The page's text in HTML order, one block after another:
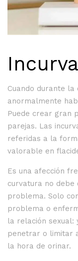
Cuando durante
anormalmente
Puede crear gran
parejas. Las
referidas a la
valorable en
Es una afección
curvatura no debe
problema. Solo
problema o
la relación
penetrar o limitar
la hora de orinar.